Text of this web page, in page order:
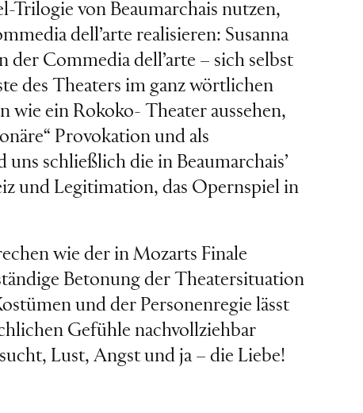
Trilogie von Beaumarchais nutzen,
dell’arte realisieren: Susanna
Commedia dell’arte – sich selbst
des Theaters im ganz wörtlichen
wie ein Rokoko- Theater aussehen,
Provokation und als
schließlich die in Beaumarchais’
und Legitimation, das Opernspiel in
wie der in Mozarts Finale
Betonung der Theatersituation
und der Personenregie lässt
Gefühle nachvollziehbar
Lust, Angst und ja – die Liebe!